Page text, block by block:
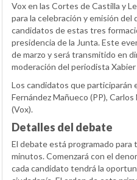
Vox en las Cortes de Castilla y
para la celebración y emisión
candidatos de estas tres
presidencia de la Junta. Este
de marzo y será transmitido en
moderación del periodista
Los candidatos que participarán
Fernández Mañueco (PP),
(Vox).
Detalles del debate
El debate está programado
minutos. Comenzará con el
cada candidato tendrá la